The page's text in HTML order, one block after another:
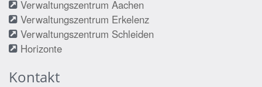
Verwaltungszentrum Aachen
Verwaltungszentrum Erkelenz
Verwaltungszentrum Schleiden
Horizonte
Kontakt